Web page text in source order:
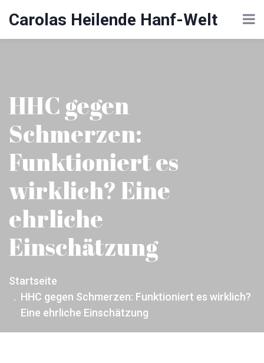
Carolas Heilende Hanf-Welt
HHC gegen
Schmerzen:
Funktioniert es
wirklich? Eine
ehrliche
Einschätzung
Startseite
HHC gegen Schmerzen: Funktioniert es wirklich?
Eine ehrliche Einschätzung